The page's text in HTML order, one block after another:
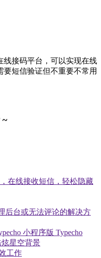
线接码平台，可以实现在线
短信验证但不重要不常用
~
在线接收短信，轻松隐藏
后台或无法评论的解决方
小程序版 Typecho
炫星空背景
工作